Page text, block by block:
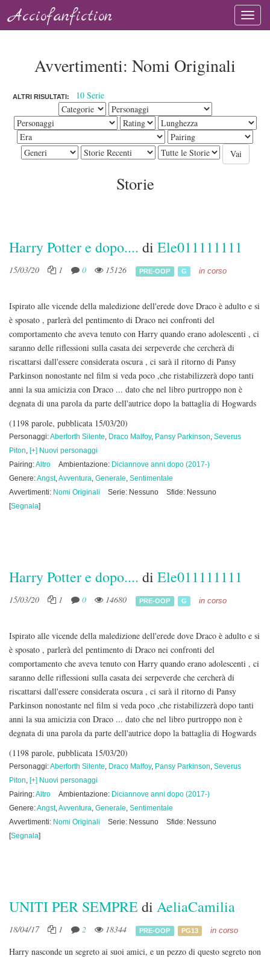
Acciofanfiction
Avvertimenti: Nomi Originali
ALTRI RISULTATI: 10 Serie
Storie
Harry Potter e dopo.... di Ele011111111
15/03/20 1 0 15126 PRE-OOP G in corso
Ispirato alle vicende della maledizione dell'erede dove Draco è adulto e si
è sposato , parlerà del pentimento di Draco nei confronti del
comportamento che aveva tenuto con Harry quando erano adolescenti , ci
saranno delle riflessioni sulla casata dei serpeverde che cercherà di
riscattarsi dall'essere considerata oscura , ci sarà il ritorno di Pansy
Parkinson nonostante nel film si veda poco ,che ristabilizzerà dopo tanti
anni la sua amicizia con Draco ... dato che nel libro purtroppo non è
degnata di una parola da parte dell'autrice dopo la battaglia di Hogwards
(1198 parole, pubblicata 15/03/20)
Personaggi:Aberforth Silente, Draco Malfoy, Pansy Parkinson, Severus
Piton, [+] Nuovi personaggi
Pairing:Altro Ambientazione: Diciannove anni dopo (2017-)
Genere:Angst,Avventura, Generale, Sentimentale
Avvertimenti: Nomi Originali Serie: Nessuno
Sfide: Nessuno
[Segnala]
Harry Potter e dopo.... di Ele011111111
15/03/20 1 0 14680 PRE-OOP G in corso
Ispirato alle vicende della maledizione dell'erede dove Draco è adulto e si
è sposato , parlerà del pentimento di Draco nei confronti del
comportamento che aveva tenuto con Harry quando erano adolescenti , ci
saranno delle riflessioni sulla casata dei serpeverde che cercherà di
riscattarsi dall'essere considerata oscura , ci sarà il ritorno di Pansy
Parkinson nonostante nel film si veda poco ,che ristabilizzerà dopo tanti
anni la sua amicizia con Draco ... dato che nel libro purtroppo non è
degnata di una parola da parte dell'autrice dopo la battaglia di Hogwards
(1198 parole, pubblicata 15/03/20)
Personaggi:Aberforth Silente, Draco Malfoy, Pansy Parkinson, Severus
Piton, [+] Nuovi personaggi
Pairing:Altro Ambientazione: Diciannove anni dopo (2017-)
Genere:Angst,Avventura, Generale, Sentimentale
Avvertimenti: Nomi Originali Serie: Nessuno
Sfide: Nessuno
[Segnala]
UNITI PER SEMPREdi AeliaCamilia
18/04/17 1 2 18344 PRE-OOP PG13 in corso
Harry nasconde un segreto ai suoi amici, e un pezzo di questo segreto non